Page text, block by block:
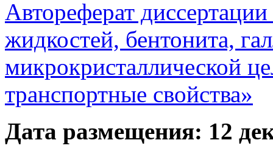
Автореферат
жидкостей, бентонита,
микрокристаллической
транспортные свойства»
Дата размещения: 12